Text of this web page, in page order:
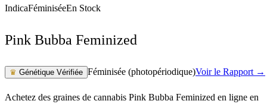
IndicaFéminiséeEn Stock
Pink Bubba Feminized
♛ Génétique Vérifiée Féminisée (photopériodique)Voir le Rapport →
Achetez des graines de cannabis Pink Bubba Feminized en ligne en